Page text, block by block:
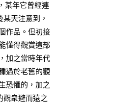
某年它曾經連
某天注意到，
作品。但初接
懂得觀賞這部
加之當時年代
過於老舊的觀
恐懼的，加之
觀衆避而遠之